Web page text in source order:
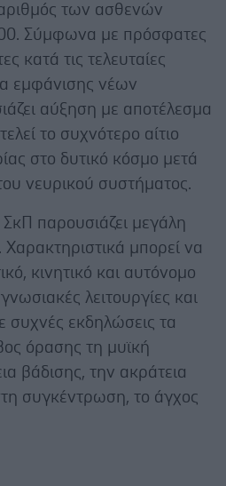
των ασθενών
Σύμφωνα με πρόσφατες
κατά τις τελευταίες
εμφάνισης νέων
αύξηση με αποτέλεσμα
το συχνότερο αίτιο
στο δυτικό κόσμο μετά
νευρικού συστήματος.
ΣκΠ παρουσιάζει μεγάλη
μπορεί να
κινητικό και αυτόνομο
λειτουργίες και
συχνές εκδηλώσεις τα
όρασης τη μυϊκή
βάδισης, την ακράτεια
συγκέντρωση, το άγχος